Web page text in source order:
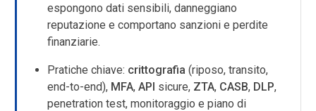
espongono dati sensibili, danneggiano
reputazione e comportano sanzioni e perdite
finanziarie.
Pratiche chiave: crittografia (riposo, transito,
end-to-end), MFA,API sicure, ZTA, CASB, DLP,
penetration test, monitoraggio e piano di